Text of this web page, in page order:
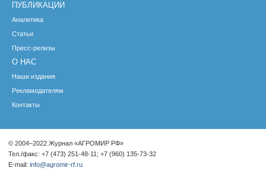
ПУБЛИКАЦИИ
Аналитика
Статьи
Пресс-релизы
О НАС
Наши издания
Рекламодателям
Контакты
© 2004–2022 Журнал «АГРОМИР РФ»
Тел./факс: +7 (473) 251-48-11; +7 (960) 135-73-32
E-mail: info@agromir-rf.ru